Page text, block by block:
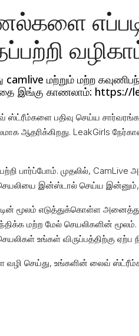
camlive மற்றும் மற்ற
இங்கு காணலாம்: https://
ஸ்ட்ரீம்களை பதிவு செய்ய
ஆதரிக்கிறது. LeakGirls
பார்ப்போம். முதலில்,
இன்ஸ்டால் செய்ய இன்னும்,
மூலம் எடுத்துக்கொள்ள
மற்ற மேல் செயலிகளின்
உங்கள் விருப்பத்திற்கு ஏற்ப
செய்து, உங்களின் லைவ்